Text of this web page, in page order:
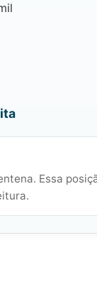
Essa